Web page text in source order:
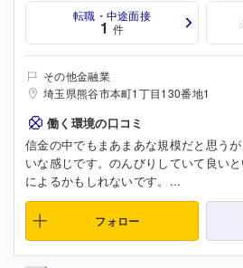
転職・中途面接
1 件
その他金融業
埼玉県熊谷市本町1丁目130番地1
働く環境の口コミ
信金の中でもまあまあな規模だと思う
いな感じです。のんびりしていて良い
によるかもしれないです。...
フォロー